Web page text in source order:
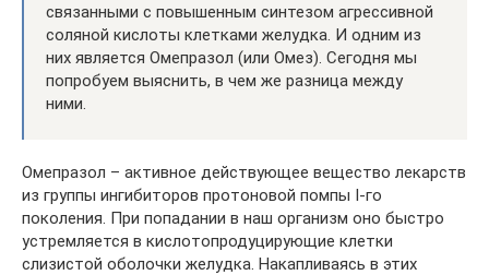
связанными с повышенным синтезом агрессивной
соляной кислоты клетками желудка. И одним из
них является Омепразол (или Омез). Сегодня мы
попробуем выяснить, в чем же разница между
ними.
Омепразол – активное действующее вещество лекарств
из группы ингибиторов протоновой помпы I-го
поколения. При попадании в наш организм оно быстро
устремляется в кислотопродуцирующие клетки
слизистой оболочки желудка. Накапливаясь в этих